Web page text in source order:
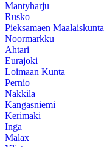
Mantyharju
Rusko
Pieksamaen Maalaiskunta
Noormarkku
Ahtari
Eurajoki
Loimaan Kunta
Pernio
Nakkila
Kangasniemi
Kerimaki
Inga
Malax